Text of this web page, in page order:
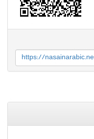
https://